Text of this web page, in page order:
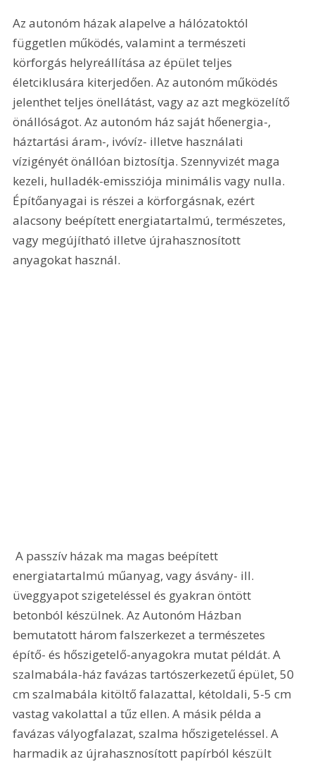
Az autonóm házak alapelve a hálózatoktól
független működés, valamint a természeti
körforgás helyreállítása az épület teljes
életciklusára kiterjedően. Az autonóm működés
jelenthet teljes önellátást, vagy az azt megközelítő
önállóságot. Az autonóm ház saját hőenergia-,
háztartási áram-, ivóvíz- illetve használati
vízigényét önállóan biztosítja. Szennyvizét maga
kezeli, hulladék-emissziója minimális vagy nulla.
Építőanyagai is részei a körforgásnak, ezért
alacsony beépített energiatartalmú, természetes,
vagy megújítható illetve újrahasznosított
anyagokat használ.
A passzív házak ma magas beépített
energiatartalmú műanyag, vagy ásvány- ill.
üveggyapot szigeteléssel és gyakran öntött
betonból készülnek. Az Autonóm Házban
bemutatott három falszerkezet a természetes
építő- és hőszigetelő-anyagokra mutat példát. A
szalmabála-ház favázas tartószerkezetű épület, 50
cm szalmabála kitöltő falazattal, kétoldali, 5-5 cm
vastag vakolattal a tűz ellen. A másik példa a
favázas vályogfalazat, szalma hőszigeteléssel. A
harmadik az újrahasznosított papírból készült